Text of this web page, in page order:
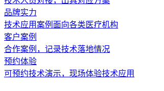
便携式经颅多普勒 经颅多普勒检测
上一篇：解码脑血流：超声经颅多普勒的深度
相关新闻